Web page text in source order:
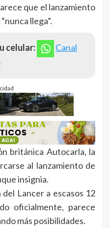
que el lanzamiento
llega”.
celular:
Canal
británica Autocarla, la
al lanzamiento de
insignia.
Lancer a escasos 12
oficialmente, parece
más posibilidades.